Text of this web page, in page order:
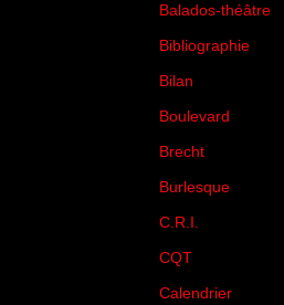
Balados-théâtre
Bibliographie
Bilan
Boulevard
Brecht
Burlesque
C.R.I.
CQT
Calendrier